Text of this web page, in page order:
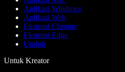
Aplikasi Windows
Aplikasi Web
Ekstensi Chrome
Ekstensi Edge
Unduh
Untuk Kreator